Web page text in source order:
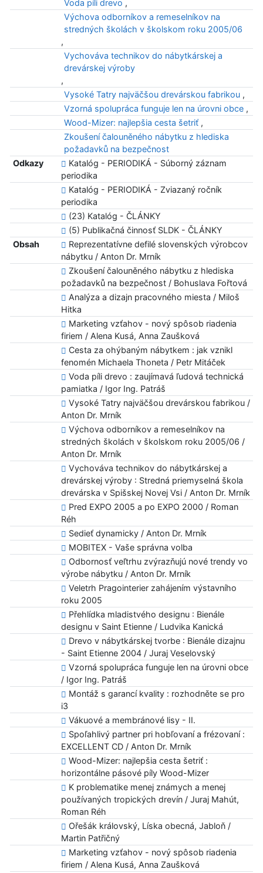
Voda píli drevo ,
Výchova odborníkov a remeselníkov na
stredných školách v školskom roku 2005/06
,
Vychováva technikov do nábytkárskej a
drevárskej výroby
,
Vysoké Tatry najväčšou drevárskou fabrikou ,
Vzorná spolupráca funguje len na úrovni obce ,
Wood-Mizer: najlepšia cesta šetriť ,
Zkoušení čalouněného nábytku z hlediska
požadavků na bezpečnost
Odkazy
Katalóg - PERIODIKÁ - Súborný záznam
periodika
Katalóg - PERIODIKÁ - Zviazaný ročník
periodika
(23) Katalóg - ČLÁNKY
(5) Publikačná činnosť SLDK - ČLÁNKY
Obsah
Reprezentatívne defilé slovenských výrobcov
nábytku / Anton Dr. Mrník
Zkoušení čalouněného nábytku z hlediska
požadavků na bezpečnost / Bohuslava Fořtová
Analýza a dizajn pracovného miesta / Miloš
Hitka
Marketing vzťahov - nový spôsob riadenia
firiem / Alena Kusá, Anna Zaušková
Cesta za ohýbaným nábytkem : jak vznikl
fenomén Michaela Thoneta / Petr Mitáček
Voda píli drevo : zaujímavá ľudová technická
pamiatka / Igor Ing. Patráš
Vysoké Tatry najväčšou drevárskou fabrikou /
Anton Dr. Mrník
Výchova odborníkov a remeselníkov na
stredných školách v školskom roku 2005/06 /
Anton Dr. Mrník
Vychováva technikov do nábytkárskej a
drevárskej výroby : Stredná priemyselná škola
drevárska v Spišskej Novej Vsi / Anton Dr. Mrník
Pred EXPO 2005 a po EXPO 2000 / Roman
Réh
Sedieť dynamicky / Anton Dr. Mrník
MOBITEX - Vaše správna volba
Odbornosť veľtrhu zvýrazňujú nové trendy vo
výrobe nábytku / Anton Dr. Mrník
Veletrh Pragointerier zahájením výstavního
roku 2005
Přehlídka mladistvého designu : Bienále
designu v Saint Etienne / Ludvika Kanická
Drevo v nábytkárskej tvorbe : Bienále dizajnu
- Saint Etienne 2004 / Juraj Veselovský
Vzorná spolupráca funguje len na úrovni obce
/ Igor Ing. Patráš
Montáž s garancí kvality : rozhodněte se pro
i3
Vákuové a membránové lisy - II.
Spoľahlivý partner pri hobľovaní a frézovaní :
EXCELLENT CD / Anton Dr. Mrník
Wood-Mizer: najlepšia cesta šetriť :
horizontálne pásové píly Wood-Mizer
K problematike menej známych a menej
používaných tropických drevín / Juraj Mahút,
Roman Réh
Ořešák královský, Líska obecná, Jabloň /
Martin Patřičný
Marketing vzťahov - nový spôsob riadenia
firiem / Alena Kusá, Anna Zaušková